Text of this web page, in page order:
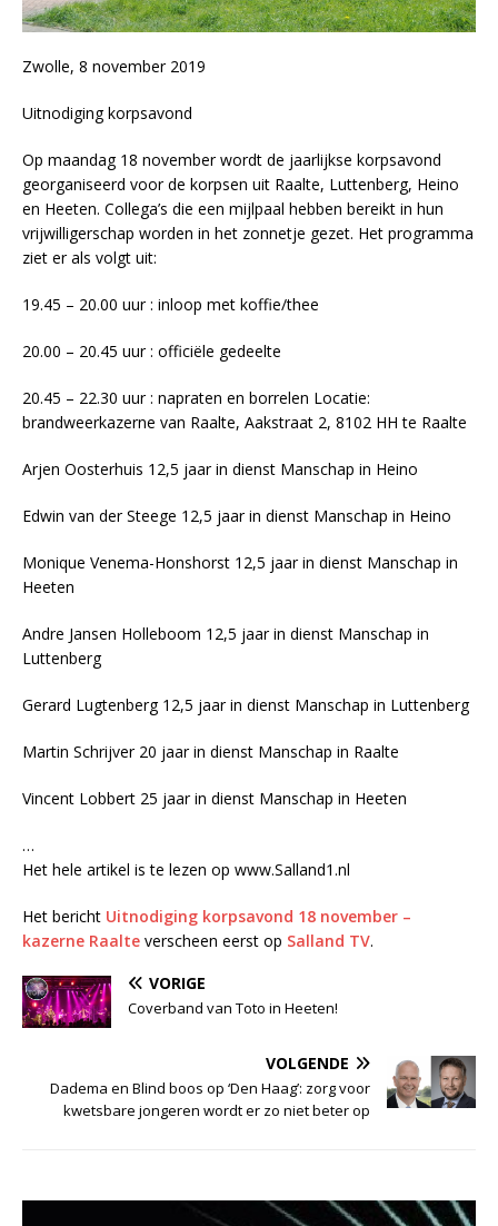
Zwolle, 8 november 2019
Uitnodiging korpsavond
Op maandag 18 november wordt de jaarlijkse korpsavond
georganiseerd voor de korpsen uit Raalte, Luttenberg, Heino
en Heeten. Collega’s die een mijlpaal hebben bereikt in hun
vrijwilligerschap worden in het zonnetje gezet. Het programma
ziet er als volgt uit:
19.45 – 20.00 uur : inloop met koffie/thee
20.00 – 20.45 uur : officiële gedeelte
20.45 – 22.30 uur : napraten en borrelen Locatie:
brandweerkazerne van Raalte, Aakstraat 2, 8102 HH te Raalte
Arjen Oosterhuis 12,5 jaar in dienst Manschap in Heino
Edwin van der Steege 12,5 jaar in dienst Manschap in Heino
Monique Venema-Honshorst 12,5 jaar in dienst Manschap in
Heeten
Andre Jansen Holleboom 12,5 jaar in dienst Manschap in
Luttenberg
Gerard Lugtenberg 12,5 jaar in dienst Manschap in Luttenberg
Martin Schrijver 20 jaar in dienst Manschap in Raalte
Vincent Lobbert 25 jaar in dienst Manschap in Heeten
…
Het hele artikel is te lezen op www.Salland1.nl
Het bericht Uitnodiging korpsavond 18 november –
kazerne Raalte verscheen eerst op Salland TV.
VORIGE
Coverband van Toto in Heeten!
VOLGENDE
Dadema en Blind boos op ‘Den Haag’: zorg voor
kwetsbare jongeren wordt er zo niet beter op